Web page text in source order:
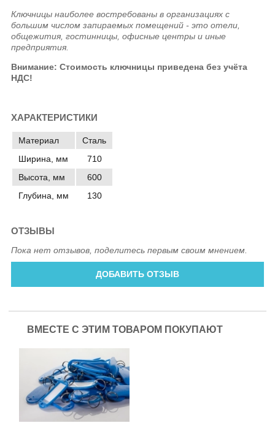
Ключницы наиболее востребованы в организациях с
большим числом запираемых помещений - это отели,
общежития, гостинницы, офисные центры и иные
предприятия.
Внимание: Стоимость ключницы приведена без учёта
НДС!
ХАРАКТЕРИСТИКИ
Материал
Сталь
Ширина, мм
710
Высота, мм
600
Глубина, мм
130
ОТЗЫВЫ
Пока нет отзывов, поделитесь первым своим мнением.
ДОБАВИТЬ ОТЗЫВ
ВМЕСТЕ С ЭТИМ ТОВАРОМ ПОКУПАЮТ